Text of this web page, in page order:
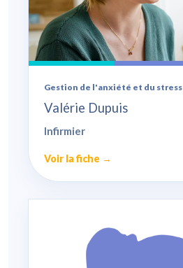
Gestion de l'anxiété et du stress
Valérie Dupuis
Infirmier
Voir la fiche →